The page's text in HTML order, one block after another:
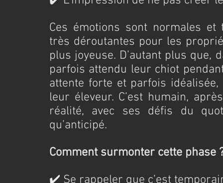
Ces émotions sont normales
très déroutantes pour les
plus joyeuse. D’autant plus que,
parfois attendu leur chiot
attente forte et parfois
leur éleveur. C’est humain,
réalité, avec ses défis du
qu’anticipé.
Comment surmonter cette phase
✔️ Se rappeler que c’est